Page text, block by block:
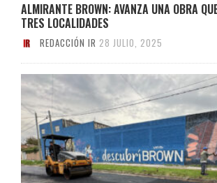
ALMIRANTE BROWN: AVANZA UNA OBRA
TRES LOCALIDADES
REDACCIÓN IR 28 JULIO, 2025